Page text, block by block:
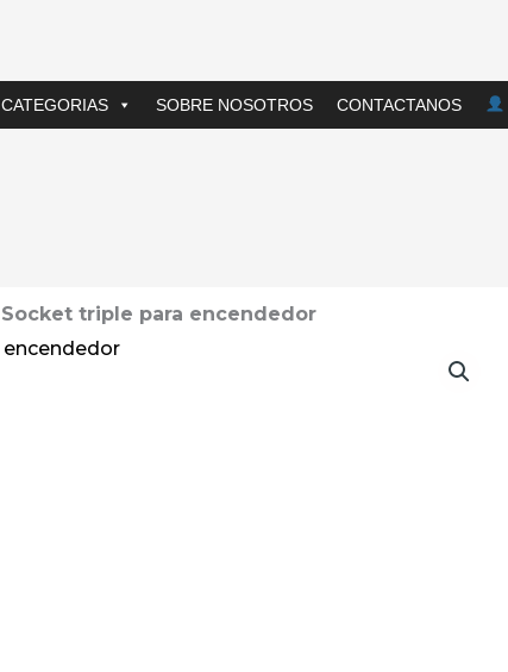
CATEGORIAS SOBRE NOSOTROS CONTACTANOS
Socket triple para encendedor